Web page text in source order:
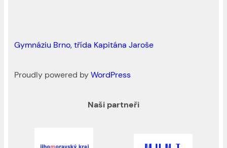
Gymnáziu Brno, třída Kapitána Jaroše
Proudly powered byWordPress
Naši partneři